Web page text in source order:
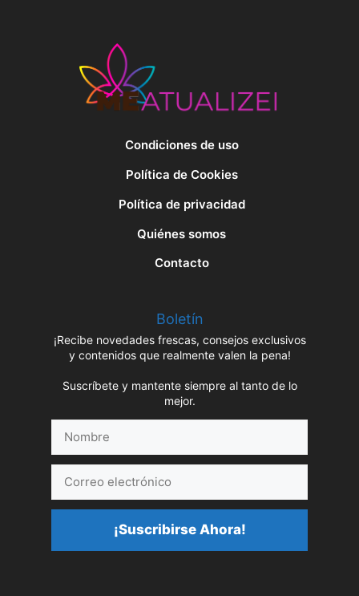
Condiciones de uso
Política de Cookies
Política de privacidad
Quiénes somos
Contacto
Boletín
¡Recibe novedades frescas, consejos exclusivos
y contenidos que realmente valen la pena!
Suscríbete y mantente siempre al tanto de lo
mejor.
electrónico
¡Suscribirse Ahora!